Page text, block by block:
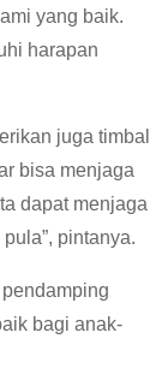
yang baik.
harapan
juga timbal
bisa menjaga
dapat menjaga
pintanya.
bagi anak-